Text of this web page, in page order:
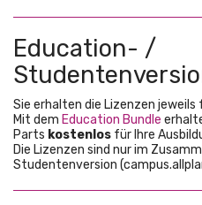
Education- /
Sie erhalten die Lizenzen
Mit dem Education Bundle
Parts kostenlos für Ihre
Die Lizenzen sind nur im
Studentenversion